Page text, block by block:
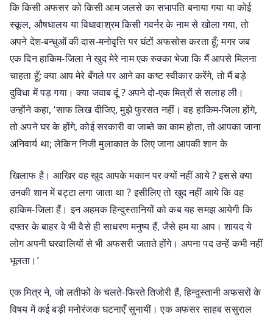
कि किसी अफसर को किसी आम जलसे का सभापति बनाया गया या कोई
स्कूल, औषधालय या विधावाश्रम किसी गवर्नर के नाम से खोला गया, तो
अपने देश-बन्धुओं की दास-मनोवृत्ति पर घंटों अफसोस करता हूँ; मगर जब
एक दिन हाकिम-जिला ने खुद मेरे नाम एक रुक्का भेजा कि मैं आपसे मिलना
चाहता हूँ; क्या आप मेरे बँगले पर आने का कष्ट स्वीकार करेंगे, तो मैं बड़े
दुविधा में पड़ गया। क्या जवाब दूं ? अपने दो-एक मित्रों से सलाह ली।
उन्होंने कहा, ‘साफ लिख दीजिए, मुझे फुरसत नहीं। वह हाकिम-जिला होंगे,
तो अपने घर के होंगे, कोई सरकारी वा जाब्ते का काम होता, तो आपका जाना
अनिवार्य था; लेकिन निजी मुलाकात के लिए जाना आपकी शान के
खिलाफ है। आखिर वह खुद आपके मकान पर क्यों नहीं आये ? इससे क्या
उनकी शान में बट्टा लगा जाता था ? इसीलिए तो खुद नहीं आये कि वह
हाकिम-जिला हैं। इन अहमक हिन्दुस्तानियों को कब यह समझ आयेगी कि
दफ्तर के बाहर वे भी वैसे ही साधरण मनुष्य हैं, जैसे हम या आप। शायद ये
लोग अपनी घरवालियों से भी अफसरी जताते होंगे। अपना पद उन्हें कभी नहीं
भूलता।’
एक मित्र ने, जो लतीफों के चलते-फिरते तिजोरी हैं, हिन्दुस्तानी अफसरों के
विषय में कई बड़ी मनोरंजक घटनाएँ सुनायीं। एक अफसर साहब ससुराल